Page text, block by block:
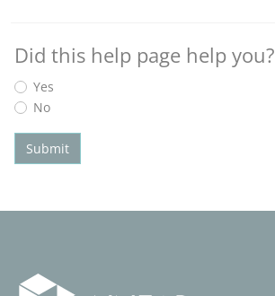
Did this help page help you?
Yes
No
Submit